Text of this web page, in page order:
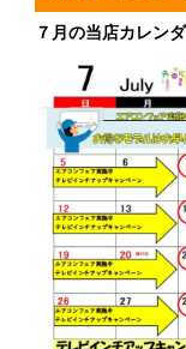
７月の当店カレン